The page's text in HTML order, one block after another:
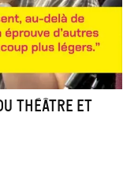
théâtre et